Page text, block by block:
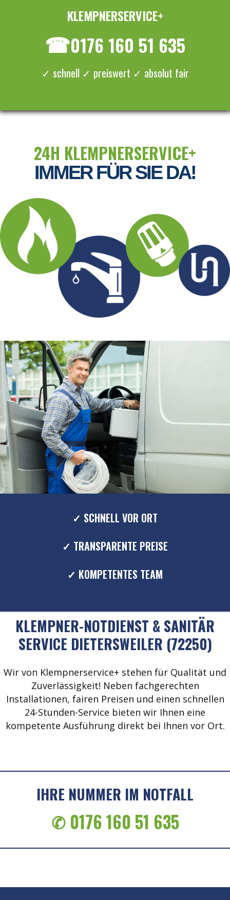
KLEMPNERSERVICE+
☎0176 160 51 635
✓ schnell ✓ preiswert ✓ absolut fair
24H KLEMPNERSERVICE+
IMMER FÜR SIE DA!
✓ SCHNELL VOR ORT
✓ TRANSPARENTE PREISE
✓ KOMPETENTES TEAM
KLEMPNER-NOTDIENST & SANITÄR
SERVICE DIETERSWEILER (72250)
Wir von Klempnerservice+ stehen für Qualität und
Zuverlässigkeit! Neben fachgerechten
Installationen, fairen Preisen und einen schnellen
24-Stunden-Service bieten wir Ihnen eine
kompetente Ausführung direkt bei Ihnen vor Ort.
IHRE NUMMER IM NOTFALL
✆ 0176 160 51 635